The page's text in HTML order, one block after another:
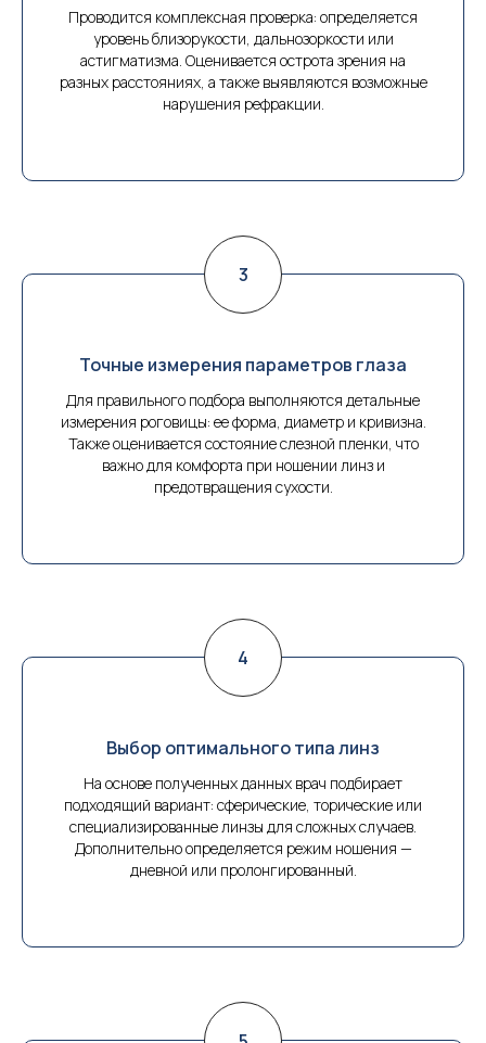
Проводится комплексная проверка: определяется
уровень близорукости, дальнозоркости или
астигматизма. Оценивается острота зрения на
разных расстояниях, а также выявляются возможные
нарушения рефракции.
Точные измерения параметров глаза
Для правильного подбора выполняются детальные
измерения роговицы: ее форма, диаметр и кривизна.
Также оценивается состояние слезной пленки, что
важно для комфорта при ношении линз и
предотвращения сухости.
Выбор оптимального типа линз
На основе полученных данных врач подбирает
подходящий вариант: сферические, торические или
специализированные линзы для сложных случаев.
Дополнительно определяется режим ношения —
дневной или пролонгированный.